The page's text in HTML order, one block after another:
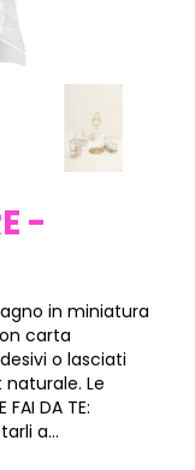
-
in miniatura
carta
o lasciati
Le
DA TE:
a...